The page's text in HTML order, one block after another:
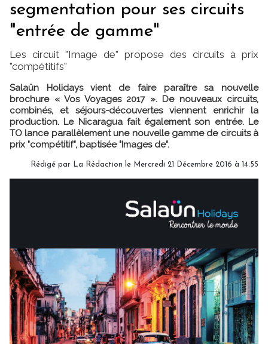
segmentation pour ses circuits
"entrée de gamme"
Les circuit "Image de" propose des circuits à prix
"compétitifs"
Salaün Holidays vient de faire paraître sa nouvelle
brochure « Vos Voyages 2017 ». De nouveaux circuits,
combinés, et séjours-découvertes viennent enrichir la
production. Le Nicaragua fait également son entrée. Le
TO lance parallèlement une nouvelle gamme de circuits à
prix "compétitif", baptisée "Images de".
Rédigé par La Rédaction le Mercredi 21 Décembre 2016 à 14:55